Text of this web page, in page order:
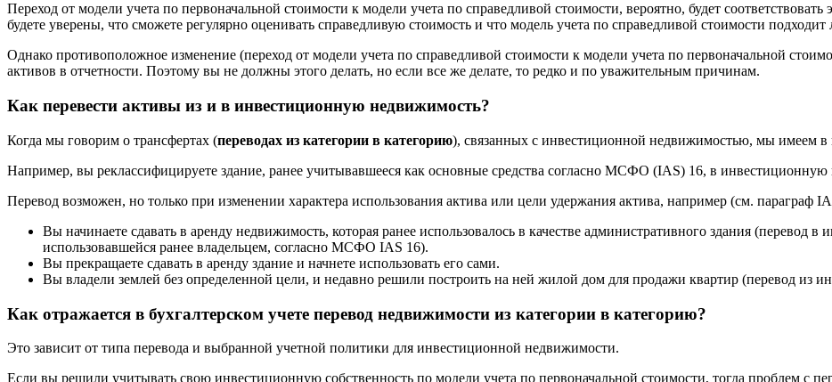
Переход от модели учета по первоначальной стоимости к модели учета по справедливой стоимости, вероятно, будет
будете уверены, что сможете регулярно оценивать справедливую стоимость и что модель учета по справедливой стоимости подходит
Однако противоположное изменение (переход от модели учета по справедливой стоимости к модели учета по первоначальной
активов в отчетности. Поэтому вы не должны этого делать, но если все же делате, то редко и по уважительным причинам.
Как перевести активы из и в инвестиционную недвижимость?
Когда мы говорим о трансфертах (переводах из категории в категорию), связанных с инвестиционной недвижимостью, мы имеем в
Например, вы реклассифицируете здание, ранее учитывавшееся как основные средства согласно МСФО (IAS) 16, в
Перевод возможен, но только при изменении характера использования актива или цели удержания актива, например (см. параграф
Вы начинаете сдавать в аренду недвижимость, которая ранее использовалось в качестве административного здания (перевод в
использовавшейся ранее владельцем, согласно МСФО IAS 16).
Вы прекращаете сдавать в аренду здание и начнете использовать его сами.
Вы владели землей без определенной цели, и недавно решили построить на ней жилой дом для продажи квартир (перевод из
Как отражается в бухгалтерском учете перевод недвижимости из категории в категорию?
Это зависит от типа перевода и выбранной учетной политики для инвестиционной недвижимости.
Если вы решили учитывать свою инвестиционную собственность по модели учета по первоначальной стоимости, тогда проблем с